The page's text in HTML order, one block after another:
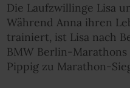
Die Laufzwillinge Lisa
Während Anna ihren
trainiert, ist Lisa nach
BMW Berlin-
Pippig zu Marathon-